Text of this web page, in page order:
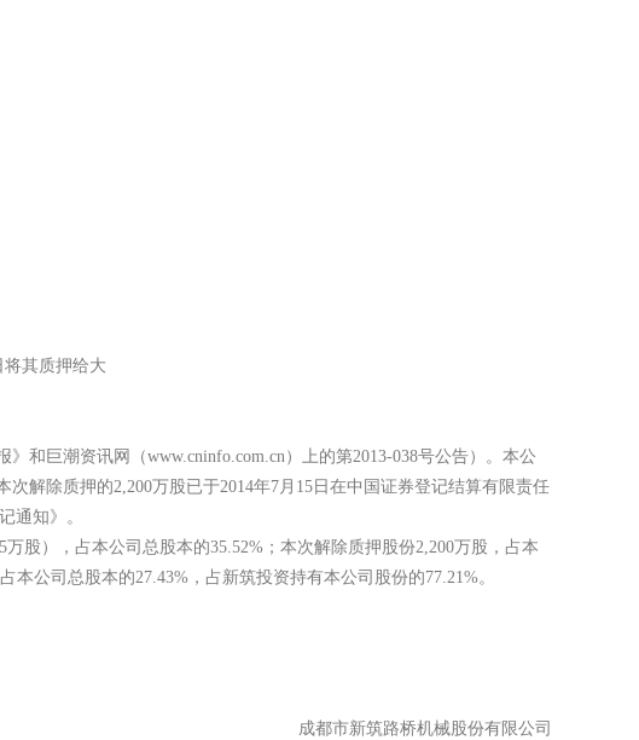
年7月15日将其质押给大
和巨潮资讯网（www.cninfo.com.cn）上的第2013-038号公告）。本公
解除质押的2,200万股已于2014年7月15日在中国证券登记结算有限责任
记通知》。
股），占本公司总股本的35.52%；本次解除质押股份2,200万股，占本
占本公司总股本的27.43%，占新筑投资持有本公司股份的77.21%。
成都市新筑路桥机械股份有限公司